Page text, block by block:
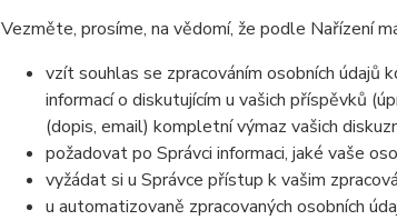
Vezměte, prosíme, na vědomí, že podle Nařízení
vzít souhlas se zpracováním osobních
informací o diskutujícím u vašich příspěvků
(dopis, email) kompletní výmaz vašich
požadovat po Správci informaci, jaké vaše
vyžádat si u Správce přístup k vašim
u automatizovaně zpracovaných osobních